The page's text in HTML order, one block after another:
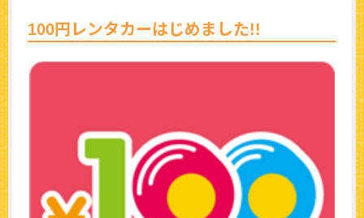
100円レンタカーはじめました!!